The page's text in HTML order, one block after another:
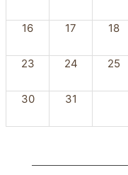
16 17 18
23 24 25
30 31